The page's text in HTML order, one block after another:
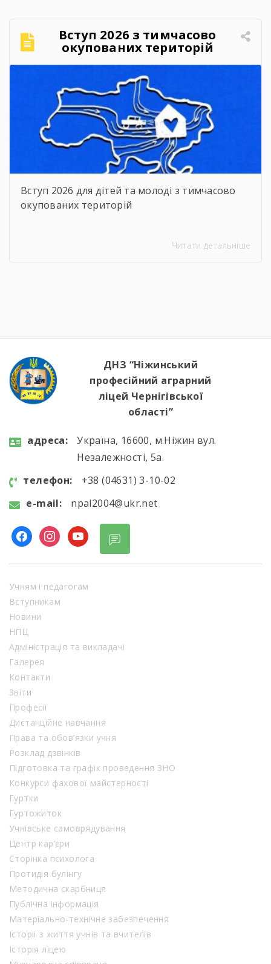
Вступ 2026 з тимчасово
окупованих територій
Вступ 2026 для дітей та молоді з тимчасово
окупованих територій
Читати детальніше
ДНЗ “Ніжинський
професійний аграрний
ліцей Чернігівської
області”
aдресa:
Україна, 16600, м.Ніжин вул.
Незалежності, 5а.
телефон:
+38 (04631) 3-10-02
e-mail:
npal2004@ukr.net
facebookinstagram
youtube
Учням і педагогам
Вступникам
Новини
НПЦ
Адміністрація та викладачі
Галерея
Контакти
Звіти
Професії
Дистанційне навчання
Права та обов’язки учня
Розклад дзвінків
Підготовка та графік проведення ЗНО
Конкурси фахової майстерності
Гуртки
Гуртожиток
Учнівське самоврядування
Центр кар’єри
Сторінка психолога
Протидія булінгу
Методична скарбниця
Публічна інформація
Матеріально-технічне забезпечення
Історії з життя учнів та вчителів
Історія ліцею